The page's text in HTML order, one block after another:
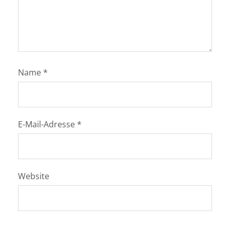
Name *
E-Mail-Adresse *
Website